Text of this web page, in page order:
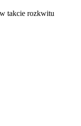
takcie rozkwitu